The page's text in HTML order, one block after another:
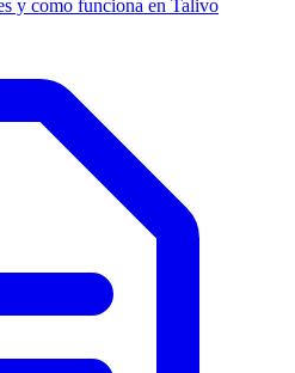
y como funciona en Talivo